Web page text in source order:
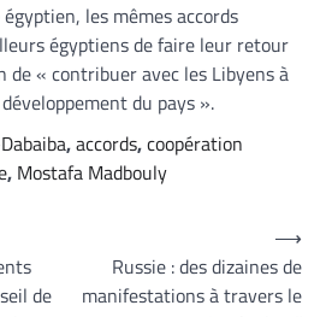
égyptien, les mêmes accords
égyptiens de faire leur retour
« contribuer avec les Libyens à
du pays ».
,accords,coopération
, Mostafa Madbouly
de
Russie : des dizaines de
manifestations à travers le
⟶